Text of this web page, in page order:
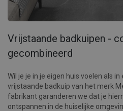
Vrijstaande badkuipen -
gecombineerd
Wil je je in je eigen huis voelen als
vrijstaande badkuip van het merk
fabrikant garanderen we dat je
ontspannen in de huiselijke